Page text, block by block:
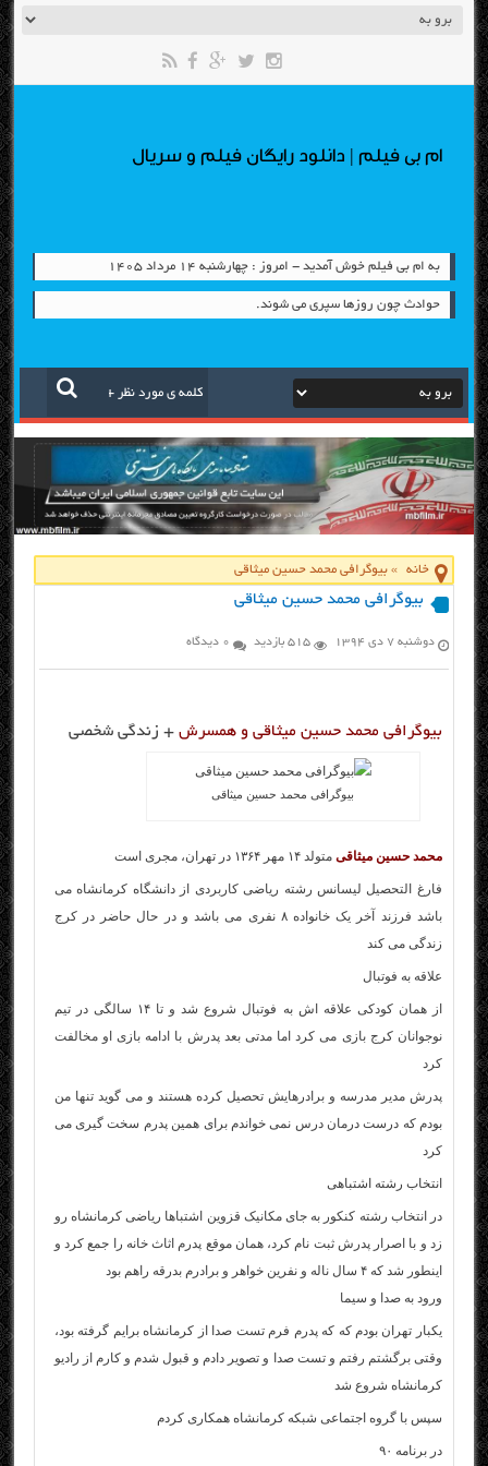
ام بی فیلم | دانلود رایگان فیلم و سریال
به ام بی فیلم خوش آمدید - امروز : چهارشنبه ۱۴ مرداد ۱۴۰۵
حوادث چون روزها سپری می شوند.
خانه »بیوگرافی محمد حسین میثاقی
بیوگرافی محمد حسین میثاقی
دوشنبه ۷ دی ۱۳۹۴ 515 بازدید 0 دیدگاه
بیوگرافی محمد حسین میثاقی و همسرش + زندگی شخصی
بیوگرافی محمد حسین میثاقی
محمد حسین میثاقی متولد ۱۴ مهر ۱۳۶۴ در تهران، مجری است
فارغ التحصیل لیسانس رشته ریاضی کاربردی از دانشگاه کرمانشاه می
باشد فرزند آخر یک خانواده ۸ نفری می باشد و در حال حاضر در کرج
زندگی می کند
علاقه به فوتبال
از همان کودکی علاقه اش به فوتبال شروع شد و تا ۱۴ سالگی در تیم
نوجوانان کرج بازی می کرد اما مدتی بعد پدرش با ادامه بازی او مخالفت
کرد
پدرش مدیر مدرسه و برادرهایش تحصیل کرده هستند و می گوید تنها من
بودم که درست درمان درس نمی خواندم برای همین پدرم سخت گیری می
کرد
انتخاب رشته اشتباهی
در انتخاب رشته کنکور به جای مکانیک قزوین اشتباها ریاضی کرمانشاه رو
زد و با اصرار پدرش ثبت نام کرد، همان موقع پدرم اثاث خانه را جمع کرد و
اینطور شد که ۴ سال ناله و نفرین خواهر و برادرم بدرقه راهم بود
ورود به صدا و سیما
یکبار تهران بودم که که پدرم فرم تست صدا از کرمانشاه برایم گرفته بود،
وقتی برگشتم رفتم و تست صدا و تصویر دادم و قبول شدم و کارم از رادیو
کرمانشاه شروع شد
سپس با گروه اجتماعی شبکه کرمانشاه همکاری کردم
در برنامه ۹۰